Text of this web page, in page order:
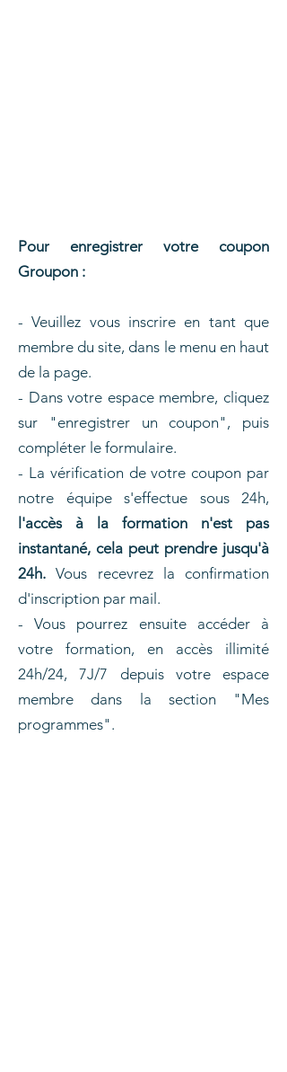
Pour enregistrer votre coupon
Groupon :
- Veuillez vous inscrire en tant que
membre du site, dans le menu en haut
de la page.
- Dans votre espace membre, cliquez
sur "enregistrer un coupon", puis
compléter le formulaire.
- La vérification de votre coupon par
notre équipe s'effectue sous 24h,
l'accès à la formation n'est pas
instantané, cela peut prendre jusqu'à
24h.Vous recevrez la confirmation
d'inscription par mail.
- Vous pourrez ensuite accéder à
votre formation, en accès illimité
24h/24, 7J/7 depuis votre espace
membre dans la section "Mes
programmes".